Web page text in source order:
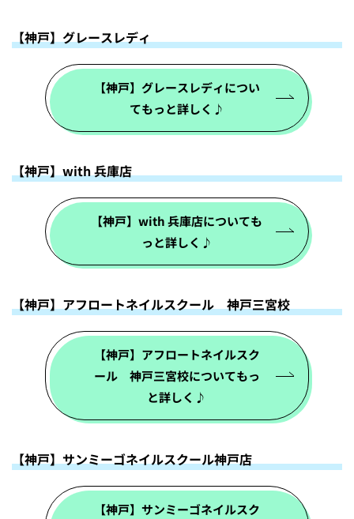
【神戸】グレースレディ
【神戸】グレースレディについ
てもっと詳しく♪
【神戸】with 兵庫店
【神戸】with 兵庫店についても
っと詳しく♪
【神戸】アフロートネイルスクール 神戸三宮校
【神戸】アフロートネイルスク
ール 神戸三宮校についてもっ
と詳しく♪
【神戸】サンミーゴネイルスクール神戸店
【神戸】サンミーゴネイルスク